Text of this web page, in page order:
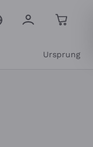
Ursprung